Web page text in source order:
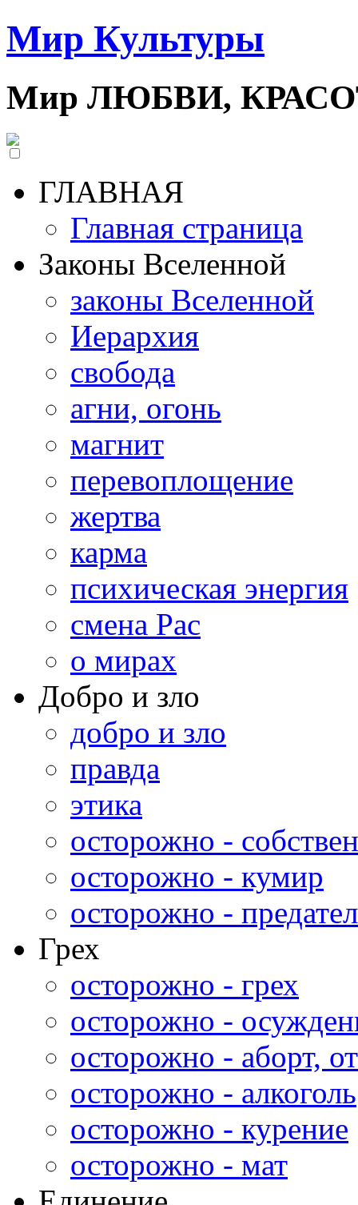
Мир Культуры
Мир ЛЮБВИ,
ГЛАВНАЯ
Главная страница
Законы Вселенной
законы Вселенной
Иерархия
свобода
агни, огонь
магнит
перевоплощение
жертва
карма
психическая энергия
смена Рас
о мирах
Добро и зло
добро и зло
правда
этика
осторожно -
осторожно - кумир
осторожно -
Грех
осторожно - грех
осторожно -
осторожно - аборт,
осторожно - алкоголь
осторожно - курение
осторожно - мат